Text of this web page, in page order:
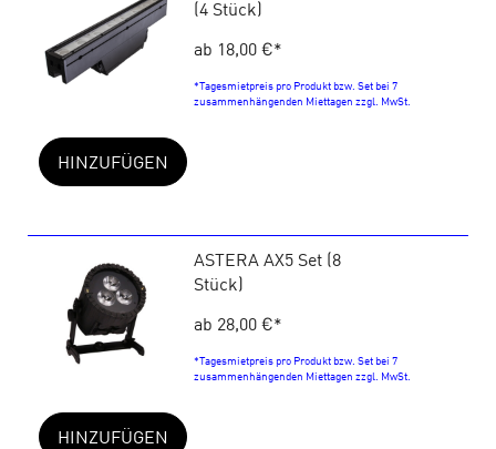
(4 Stück)
ab 18,00 €*
*Tagesmietpreis pro Produkt bzw. Set bei 7
zusammenhängenden Miettagen zzgl. MwSt.
HINZUFÜGEN
ASTERA AX5 Set (8
Stück)
ab 28,00 €*
*Tagesmietpreis pro Produkt bzw. Set bei 7
zusammenhängenden Miettagen zzgl. MwSt.
HINZUFÜGEN